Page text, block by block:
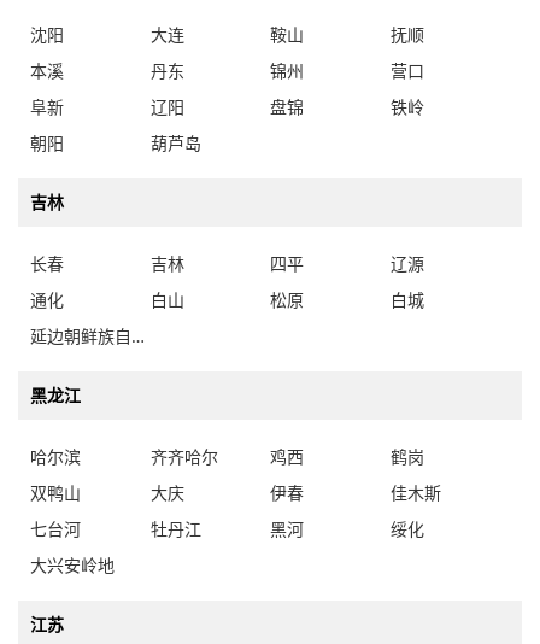
沈阳 大连 鞍山
抚顺
本溪
丹东 锦州
营口
阜新
辽阳 盘锦
铁岭
朝阳
葫芦岛
吉林
长春 吉林 四平
辽源
通化
白山 松原
白城
延边朝鲜族自治州
黑龙江
哈尔滨 齐齐哈尔 鸡西
鹤岗
双鸭山
大庆 伊春
佳木斯
七台河
牡丹江 黑河
绥化
大兴安岭地
江苏